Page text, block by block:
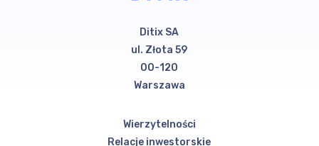
Ditix SA
ul. Złota 59
00-120
Warszawa
Wierzytelności
Relacje inwestorskie